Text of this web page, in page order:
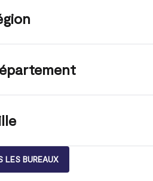
LES BUREAUX